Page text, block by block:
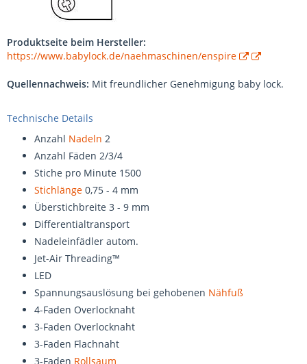
Produktseite beim Hersteller:
https://www.babylock.de/naehmaschinen/enspire
Quellennachweis: Mit freundlicher Genehmigung baby lock.
Technische Details
Anzahl Nadeln 2
Anzahl Fäden 2/3/4
Stiche pro Minute 1500
Stichlänge 0,75 - 4 mm
Überstichbreite 3 - 9 mm
Differentialtransport
Nadeleinfädler autom.
Jet-Air Threading™
LED
Spannungsauslösung bei gehobenen Nähfuß
4-Faden Overlocknaht
3-Faden Overlocknaht
3-Faden Flachnaht
3-Faden Rollsaum